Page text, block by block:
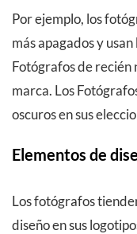
Por ejemplo, los
más apagados y
Fotógrafos de recién
marca. Los
oscuros en sus
Elementos de
Los fotógrafos
diseño en sus